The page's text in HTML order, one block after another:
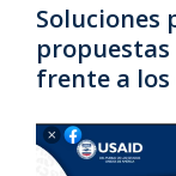
Soluciones
frente a